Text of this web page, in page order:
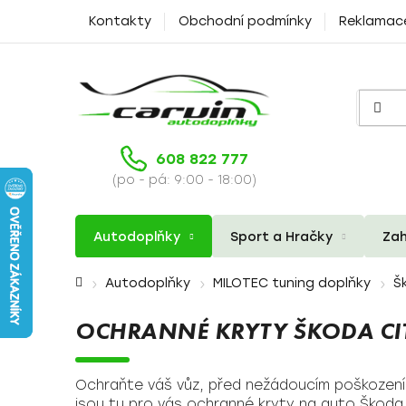
Kontakty Obchodní podmínky
608 822 777
(po - pá: 9:00 - 18:00)
Autodoplňky Sport a Hračky
Domů Autodoplňky MILOTEC tuning doplňky
OCHRANNÉ KRYTY ŠKODA
Ochraňte váš vůz, před nežádoucím